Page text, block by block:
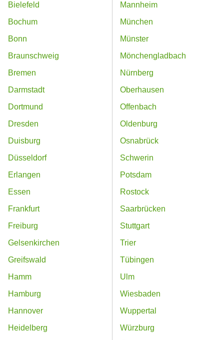
Bielefeld
Bochum
Bonn
Braunschweig
Bremen
Darmstadt
Dortmund
Dresden
Duisburg
Düsseldorf
Erlangen
Essen
Frankfurt
Freiburg
Gelsenkirchen
Greifswald
Hamm
Hamburg
Hannover
Heidelberg
Mannheim
München
Münster
Mönchengladbach
Nürnberg
Oberhausen
Offenbach
Oldenburg
Osnabrück
Schwerin
Potsdam
Rostock
Saarbrücken
Stuttgart
Trier
Tübingen
Ulm
Wiesbaden
Wuppertal
Würzburg